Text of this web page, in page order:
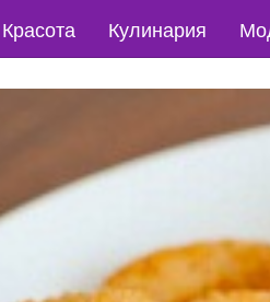
Красота Кулинария